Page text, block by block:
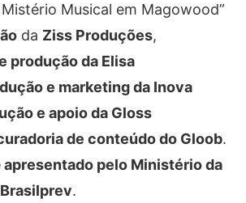
Musical em Magowood”
da Ziss Produções,
produção da Elisa
e marketing da Inova
e apoio da Gloss
de conteúdo do Gloob.
apresentado pelo Ministério da
.